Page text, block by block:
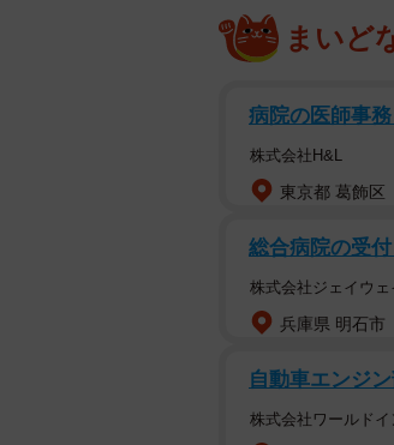
そんな問いかけと
「X」で大きく注
力に鋭く訴えかけ
写真を見た人たち
「幸あれ」
と幸せを願う声や、
「娘とお母さんか
「路肩の側溝を並
まいど
病院の医師事
株式会社H&L
東京都 葛飾区
総合病院の受
株式会社ジェイウェ
兵庫県 明石市
自動車エンジ
株式会社ワールドイ